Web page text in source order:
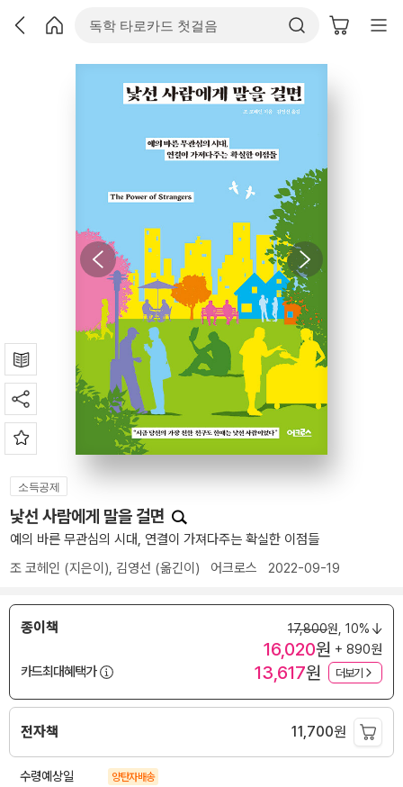
소득공제
낯선 사람에게 말을 걸면
예의 바른 무관심의 시대, 연결이 가져다주는 확실한 이점들
조 코헤인 (지은이), 김영선 (옮긴이) 어크로스 2022-09-19
종이책 17,800원, 10%
16,020원 + 890원
카드최대혜택가
13,617원 더보기
전자책 11,700원
수령예상일 양탄자배송